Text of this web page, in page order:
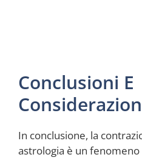
Conclusioni E
In conclusione, la
astrologia è un